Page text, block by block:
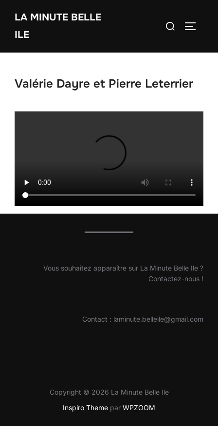
contenu
LA MINUTE BELLE
ILE
Rechercher :
Valérie Dayre et Pierre Leterrier
Vous souhaitez apparaître sur La Minute Belle Ile ?
Contactez-nous !
Contact : laminute.belleile@gmail.com
Copyright © 2026 La Minute Belle Ile
Inspiro Theme par WPZOOM